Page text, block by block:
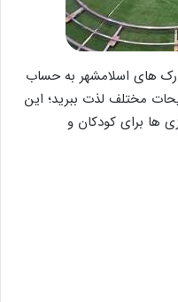
های اسلامشهر به حساب
مختلف لذت ببرید؛ این
ها برای کودکان و